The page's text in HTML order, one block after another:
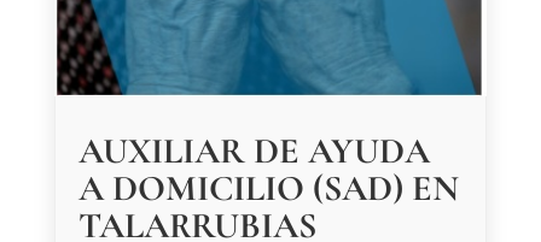
AUXILIAR DE AYUDA
A DOMICILIO (SAD) EN
TALARRUBIAS